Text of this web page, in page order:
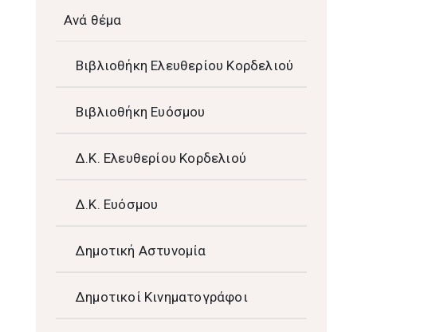
Ανά θέμα
Βιβλιοθήκη Ελευθερίου Κορδελιού
Βιβλιοθήκη Ευόσμου
Δ.Κ. Ελευθερίου Κορδελιού
Δ.Κ. Ευόσμου
Δημοτική Αστυνομία
Δημοτικοί Κινηματογράφοι